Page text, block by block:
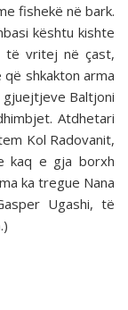
fishekë në bark.
kështu kishte
të vritej në çast,
shkakton arma
Baltjoni
Atdhetari
Kol Radovanit,
kaq e gja borxh
ka tregue Nana
Ugashi, të